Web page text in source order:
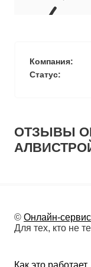
Компания:
Статус:
ОТЗЫВЫ
© Онлайн-
Для тех, кто не
Как это работает